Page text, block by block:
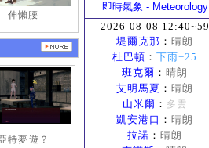
伸懶腰
特夢遊？
即時氣象 - Meteorology
2026-08-08 12:40~59
堤爾克那 ： 晴朗
杜巴頓 ： 下雨+25
班克爾 ： 晴朗
艾明馬夏 ： 晴朗
山米爾 ： 多雲
凱安港口 ： 晴朗
拉諾 ： 晴朗